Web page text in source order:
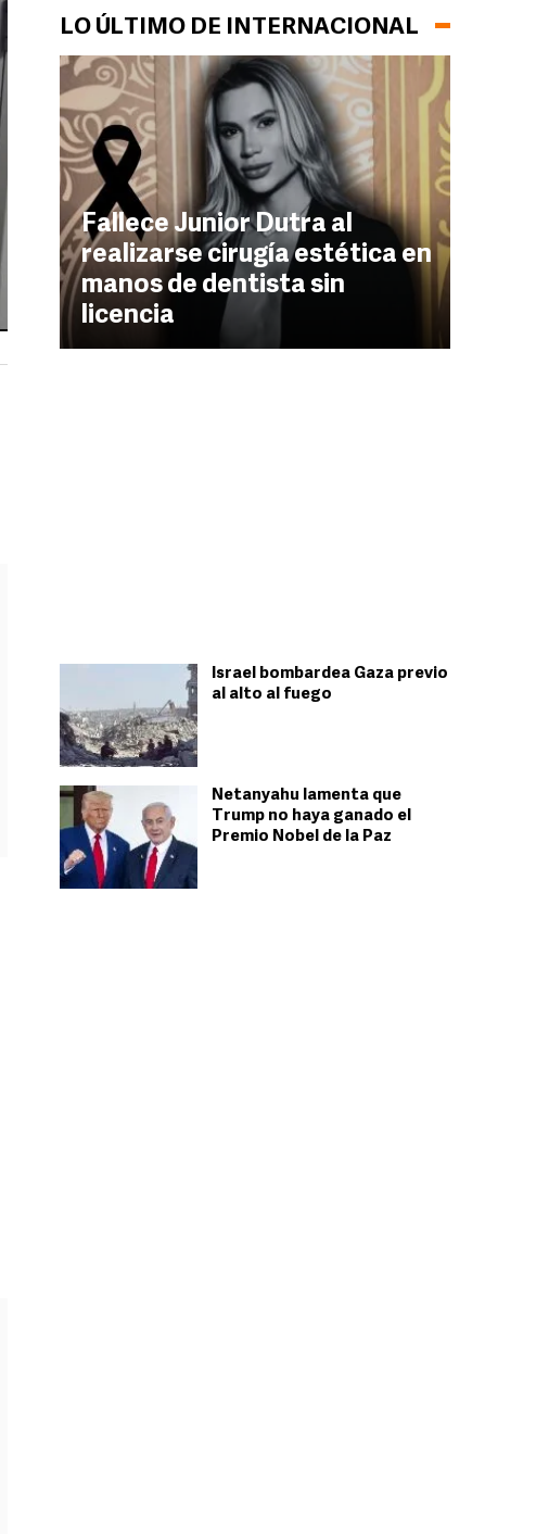
LO ÚLTIMO DE INTERNACIONAL
Fallece Junior Dutra al
realizarse cirugía estética en
manos de dentista sin
licencia
Israel bombardea Gaza previo
al alto al fuego
Netanyahu lamenta que
Trump no haya ganado el
Premio Nobel de la Paz